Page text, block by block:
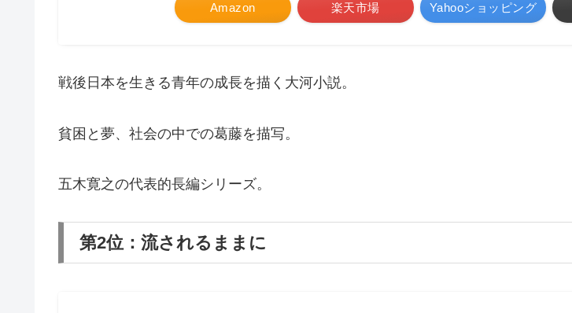
Amazon 楽天市場 Yahooショッピング
戦後日本を生きる青年の成長を描く大河小説。
貧困と夢、社会の中での葛藤を描写。
五木寛之の代表的長編シリーズ。
第2位：流されるままに